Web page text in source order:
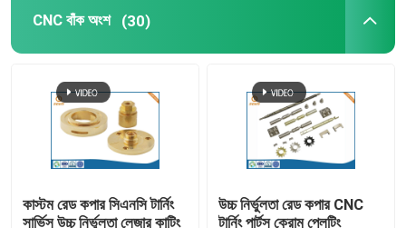
CNC বাঁক অংশ (30)
কাস্টম রেড কপার সিএনসি টার্নিং
সার্ভিস উচ্চ নির্ভুলতা লেজার কাটিং
উচ্চ নির্ভুলতা রেড কপার CNC
টার্নিং পার্টস ক্রোম প্লেটিং